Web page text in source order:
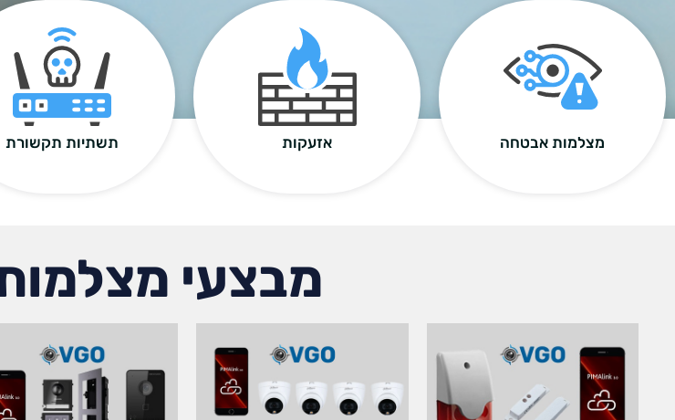
מצלמות אבטחה אזעקות תשתיות תקשורת
מבצעי